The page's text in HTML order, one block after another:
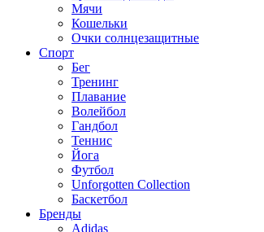
Мячи
Кошельки
Очки солнцезащитные
Спорт
Бег
Тренинг
Плавание
Волейбол
Гандбол
Теннис
Йога
Футбол
Unforgotten Collection
Баскетбол
Бренды
Adidas